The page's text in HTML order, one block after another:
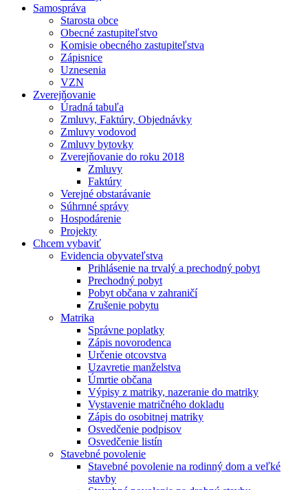
Samospráva
Starosta obce
Obecné zastupiteľstvo
Komisie obecného zastupiteľstva
Zápisnice
Uznesenia
VZN
Zverejňovanie
Úradná tabuľa
Zmluvy, Faktúry, Objednávky
Zmluvy vodovod
Zmluvy bytovky
Zverejňovanie do roku 2018
Zmluvy
Faktúry
Verejné obstarávanie
Súhrnné správy
Hospodárenie
Projekty
Chcem vybaviť
Evidencia obyvateľstva
Prihlásenie na trvalý a prechodný pobyt
Prechodný pobyt
Pobyt občana v zahraničí
Zrušenie pobytu
Matrika
Správne poplatky
Zápis novorodenca
Určenie otcovstva
Uzavretie manželstva
Úmrtie občana
Výpisy z matriky, nazeranie do matriky
Vystavenie matričného dokladu
Zápis do osobitnej matriky
Osvedčenie podpisov
Osvedčenie listín
Stavebné povolenie
Stavebné povolenie na rodinný dom a veľké
stavby